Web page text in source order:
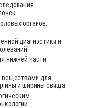
органов,
диагностики и
нижней части
веществами для
и ширины свища.